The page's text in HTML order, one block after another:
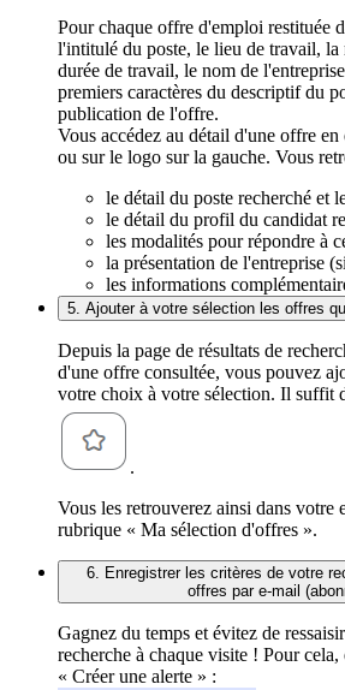
Pour chaque offre d'emploi restituée
l'intitulé du poste, le lieu de travail, la
durée de travail, le nom de
premiers caractères du descriptif du
publication de l'offre.
Vous accédez au détail d'une offre
ou sur le logo sur la gauche. Vous
le détail du poste recherché et
le détail du profil du candidat
les modalités pour répondre à
la présentation de l'entreprise
les informations
5. Ajouter à votre sélection les offres
Depuis la page de résultats de
d'une offre consultée, vous pouvez
votre choix à votre sélection. Il suffit
.
Vous les retrouverez ainsi dans votre
rubrique « Ma sélection d'offres ».
6. Enregistrer les critères de votre
offres par e-mail
Gagnez du temps et évitez de
recherche à chaque visite ! Pour
« Créer une alerte » :